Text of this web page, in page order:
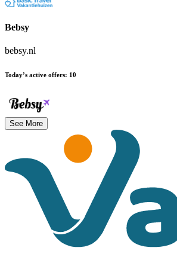
Bebsy
bebsy.nl
Today’s active offers: 10
See More